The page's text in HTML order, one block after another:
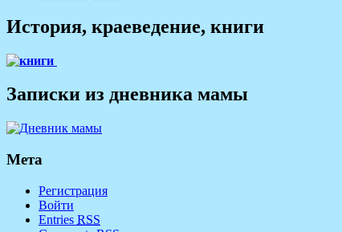
История, краеведение, книги
Записки из дневника мамы
Мета
Регистрация
Войти
Entries RSS